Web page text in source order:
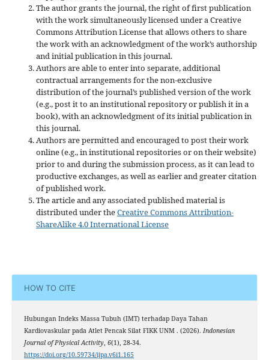
The author grants the journal, the right of first publication
with the work simultaneously licensed under a Creative
Commons Attribution License that allows others to share
the work with an acknowledgment of the work’s authorship
and initial publication in this journal.
Authors are able to enter into separate, additional
contractual arrangements for the non-exclusive
distribution of the journal’s published version of the work
(e.g., post it to an institutional repository or publish it in a
book), with an acknowledgment of its initial publication in
this journal.
Authors are permitted and encouraged to post their work
online (e.g., in institutional repositories or on their website)
prior to and during the submission process, as it can lead to
productive exchanges, as well as earlier and greater citation
of published work.
The article and any associated published material is
distributed under theCreative Commons Attribution-
ShareAlike 4.0 International License
HOW TO CITE
Hubungan Indeks Massa Tubuh (IMT) terhadap Daya Tahan
Kardiovaskular pada Atlet Pencak Silat FIKK UNM . (2026). Indonesian
Journal of Physical Activity, 6(1), 28-34.
https://doi.org/10.59734/ijpa.v6i1.165